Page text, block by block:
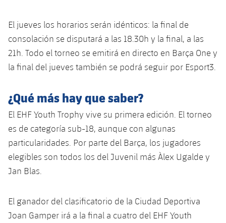
El jueves los horarios serán idénticos: la final de
consolación se disputará a las 18.30h y la final, a las
21h. Todo el torneo se emitirá en directo en Barça One y
la final del jueves también se podrá seguir por Esport3.
¿Qué más hay que saber?
El EHF Youth Trophy vive su primera edición. El torneo
es de categoría sub-18, aunque con algunas
particularidades. Por parte del Barça, los jugadores
elegibles son todos los del Juvenil más Àlex Ugalde y
Jan Blas.
El ganador del clasificatorio de la Ciudad Deportiva
Joan Gamper irá a la final a cuatro del EHF Youth